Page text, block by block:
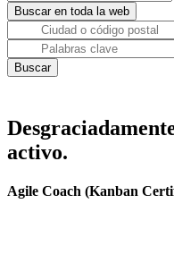
activo.
Agile Coach (Kanban